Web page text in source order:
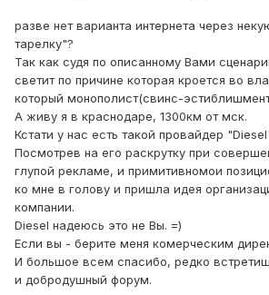
разве нет варианта интернета через
тарелку"?
Так как судя по описанному Вами
светит по причине которая кроется во
который монополист(свинс-
А живу я в краснодаре, 1300км от мск.
Кстати у нас есть такой провайдер
Посмотрев на его раскрутку при
глупой рекламе, и примитивномои
ко мне в голову и пришла идея
компании.
Diesel надеюсь это не Вы. =)
Если вы - берите меня комерческим
И большое всем спасибо, редко
и добродушный форум.